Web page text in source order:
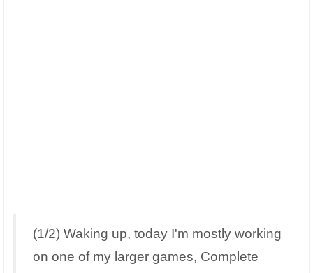
(1/2) Waking up, today I'm mostly working
on one of my larger games, Complete